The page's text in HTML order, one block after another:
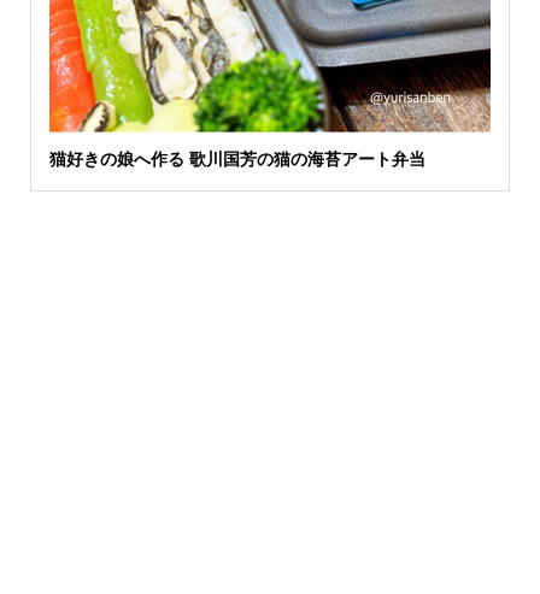
猫好きの娘へ作る 歌川国芳の猫の海苔アート弁当